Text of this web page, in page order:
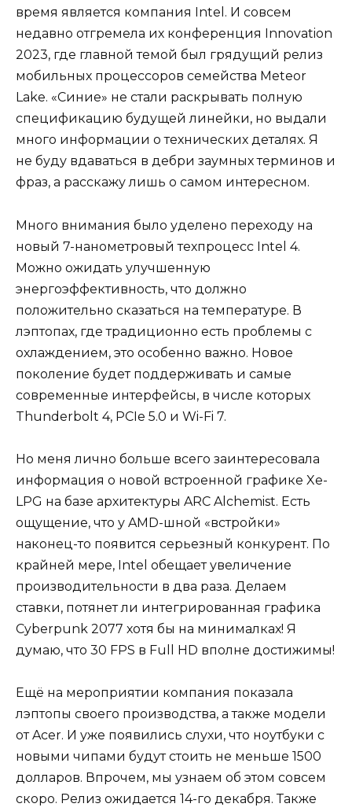
время является компания Intel. И совсем
недавно отгремела их конференция Innovation
2023, где главной темой был грядущий релиз
мобильных процессоров семейства Meteor
Lake. «Синие» не стали раскрывать полную
спецификацию будущей линейки, но выдали
много информации о технических деталях. Я
не буду вдаваться в дебри заумных терминов и
фраз, а расскажу лишь о самом интересном.
Много внимания было уделено переходу на
новый 7-нанометровый техпроцесс Intel 4.
Можно ожидать улучшенную
энергоэффективность, что должно
положительно сказаться на температуре. В
лэптопах, где традиционно есть проблемы с
охлаждением, это особенно важно. Новое
поколение будет поддерживать и самые
современные интерфейсы, в числе которых
Thunderbolt 4, PCIe 5.0 и Wi-Fi 7.
Но меня лично больше всего заинтересовала
информация о новой встроенной графике Xe-
LPG на базе архитектуры ARC Alchemist. Есть
ощущение, что у AMD-шной «встройки»
наконец-то появится серьезный конкурент. По
крайней мере, Intel обещает увеличение
производительности в два раза. Делаем
ставки, потянет ли интегрированная графика
Cyberpunk 2077 хотя бы на минималках! Я
думаю, что 30 FPS в Full HD вполне достижимы!
Ещё на мероприятии компания показала
лэптопы своего производства, а также модели
от Acer. И уже появились слухи, что ноутбуки с
новыми чипами будут стоить не меньше 1500
долларов. Впрочем, мы узнаем об этом совсем
скоро. Релиз ожидается 14-го декабря. Также